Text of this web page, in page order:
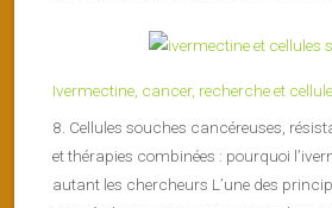
Ivermectine, cancer, recherche et
8. Cellules souches cancéreuses,
et thérapies combinées : pourquoi
autant les chercheurs L’une des